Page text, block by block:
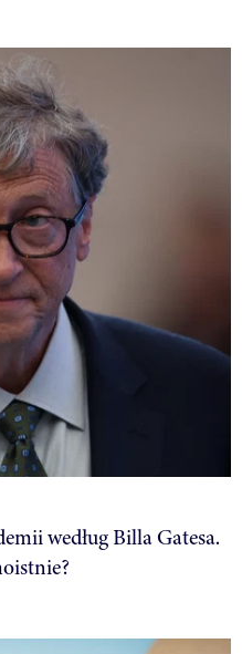
według Billa Gatesa.